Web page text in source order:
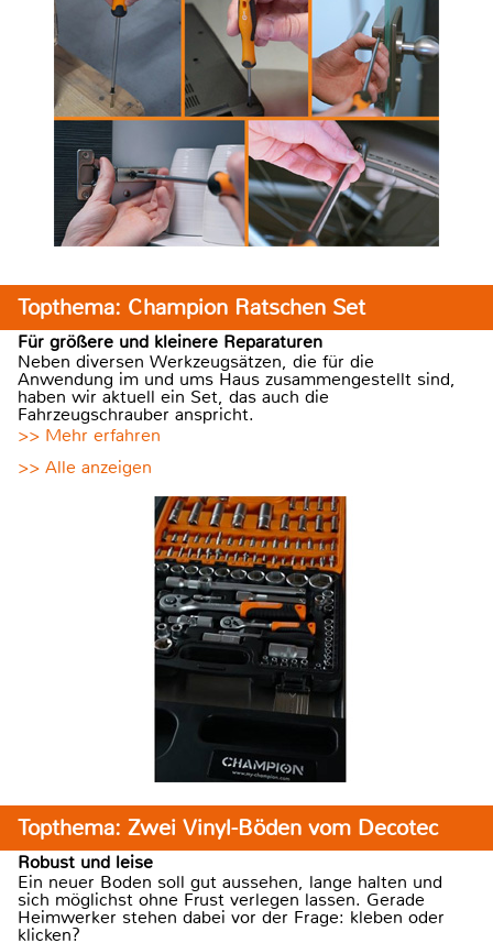
Topthema: Champion Ratschen Set
Für größere und kleinere Reparaturen
Neben diversen Werkzeugsätzen, die für die
Anwendung im und ums Haus zusammengestellt sind,
haben wir aktuell ein Set, das auch die
Fahrzeugschrauber anspricht.
>> Mehr erfahren
>> Alle anzeigen
Topthema: Zwei Vinyl-Böden vom Decotec
Robust und leise
Ein neuer Boden soll gut aussehen, lange halten und
sich möglichst ohne Frust verlegen lassen. Gerade
Heimwerker stehen dabei vor der Frage: kleben oder
klicken?